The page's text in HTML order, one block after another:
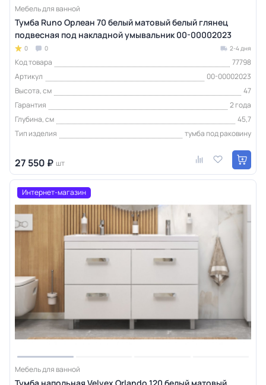
Мебель для ванной
Тумба Runo Орлеан 70 белый матовый белый глянец
подвесная под накладной умывальник 00-00002023
0 0 2-4 дня
Код товара
77798
Артикул
00-00002023
Высота, см
47
Гарантия
2 года
Глубина, см
45,7
Тип изделия
тумба под раковину
27 550 ₽ шт
Интернет-магазин
Мебель для ванной